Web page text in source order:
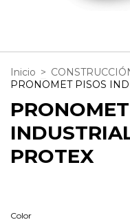
Inicio >
PRONOMET PISOS
PROTEX
Color